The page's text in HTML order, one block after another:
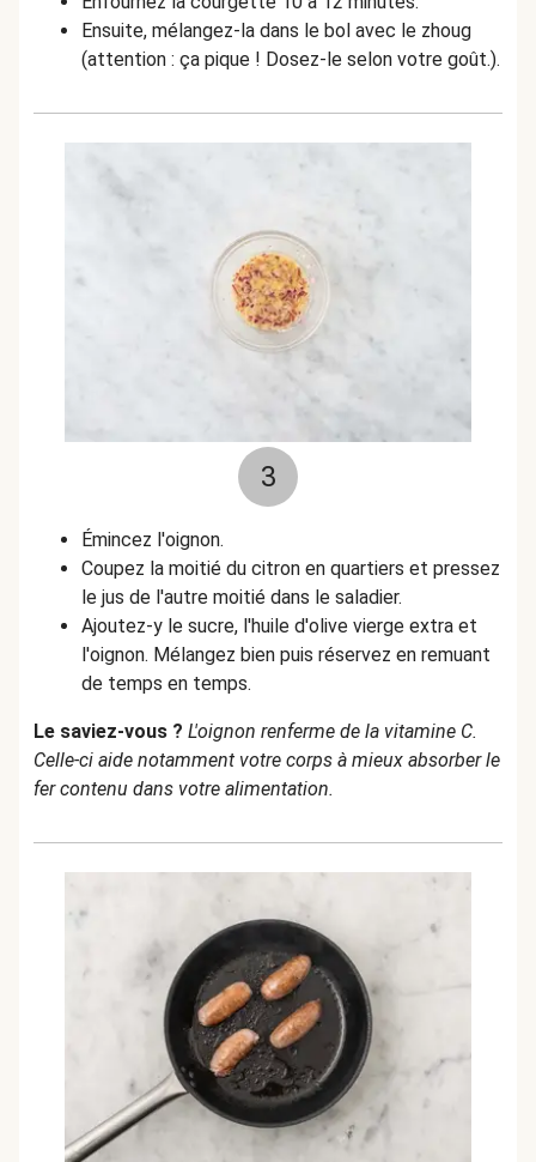
Ensuite, mélangez-la dans le bol avec le zhoug
(attention : ça pique ! Dosez-le selon votre goût.).
3
Émincez l'oignon.
Coupez la moitié du citron en quartiers et pressez
le jus de l'autre moitié dans le saladier.
Ajoutez-y le sucre, l'huile d'olive vierge extra et
l'oignon. Mélangez bien puis réservez en remuant
de temps en temps.
Le saviez-vous ? L'oignon renferme de la vitamine C.
Celle-ci aide notamment votre corps à mieux absorber le
fer contenu dans votre alimentation.